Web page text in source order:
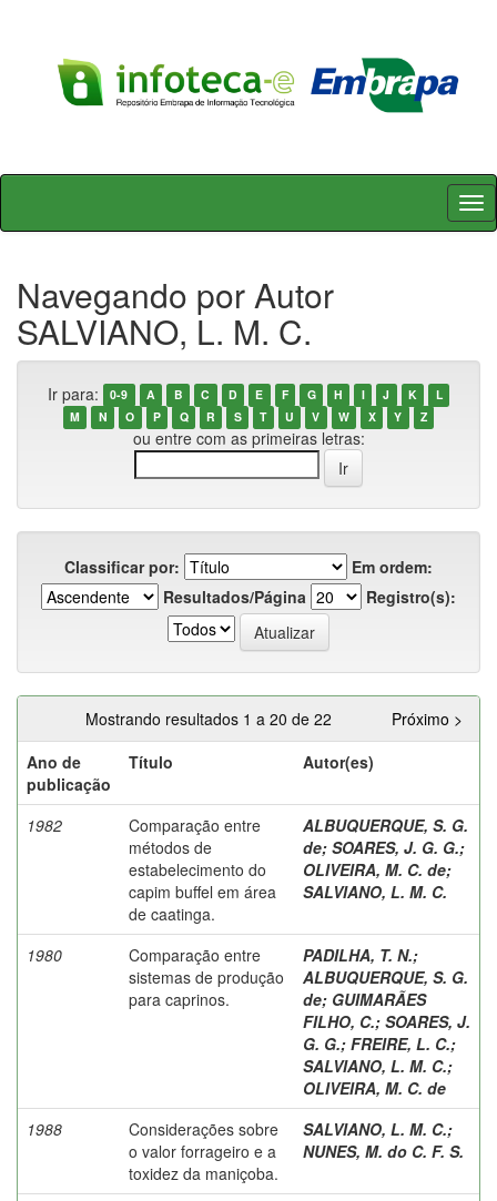
Skip
Navegando por Autor
SALVIANO, L. M. C.
Ir para: 0-9 A B C D E F G H I J K
L
M
N O P Q R S T U V W X Y Z
ou entre com as primeiras letras:
Classificar por:
Em ordem:
Resultados/Página
Registro(s):
Mostrando resultados 1 a 20 de 22
Próximo >
Ano de
publicação
Título Autor(es)
1982
Comparação entre
métodos de
estabelecimento do
capim buffel em área
de caatinga.
ALBUQUERQUE, S. G.
de; SOARES, J. G. G.;
OLIVEIRA, M. C. de;
SALVIANO, L. M. C.
1980
Comparação entre
sistemas de produção
para caprinos.
PADILHA, T. N.;
ALBUQUERQUE, S. G.
de; GUIMARÃES
FILHO, C.; SOARES, J.
G. G.; FREIRE, L. C.;
SALVIANO, L. M. C.;
OLIVEIRA, M. C. de
1988
Considerações sobre
o valor forrageiro e a
toxidez da maniçoba.
SALVIANO, L. M. C.;
NUNES, M. do C. F. S.